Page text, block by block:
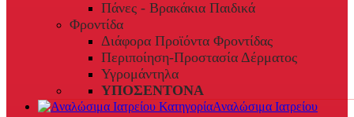
Πάνες - Βρακάκια Παιδικά
Φροντίδα
Διάφορα Προϊόντα Φροντίδας
Περιποίηση-Προστασία Δέρματος
Υγρομάντηλα
ΥΠΟΣΕΝΤΟΝΑ
Αναλώσιμα Ιατρείου